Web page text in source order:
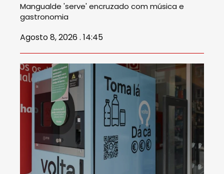
Mangualde 'serve' encruzado com música e
gastronomia
Agosto 8, 2026 . 14:45